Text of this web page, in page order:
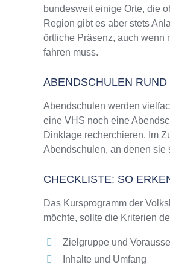
bundesweit einige Orte, die
Region gibt es aber stets
örtliche Präsenz, auch wenn
fahren muss.
ABENDSCHULEN
Abendschulen werden
eine VHS noch eine
Dinklage recherchieren. Im
Abendschulen, an denen sie
CHECKLISTE: SO
Das Kursprogramm der
möchte, sollte die Kriterien
Zielgruppe und
Inhalte und Umfang